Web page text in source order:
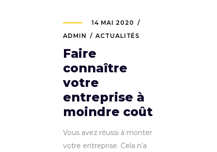
14 MAI 2020
ADMIN
ACTUALITÉS
Faire
connaître
votre
entreprise à
moindre coût
Vous avez réussi à monter
votre entreprise. Cela n’a